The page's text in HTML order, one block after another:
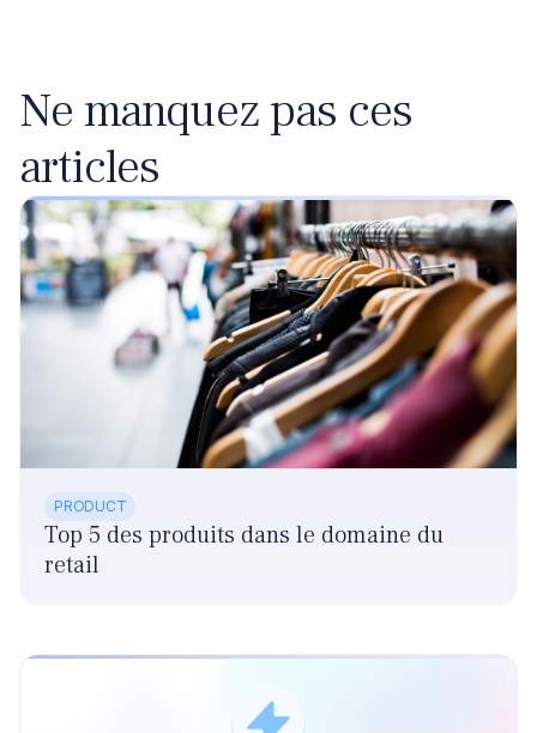
Ne manquez pas ces
articles
PRODUCT
Top 5 des produits dans le domaine du
retail